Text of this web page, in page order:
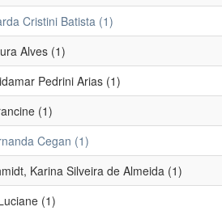
Cristini Batista (1)
Alves (1)
Pedrini Arias (1)
(1)
Cegan (1)
Karina Silveira de Almeida (1)
(1)